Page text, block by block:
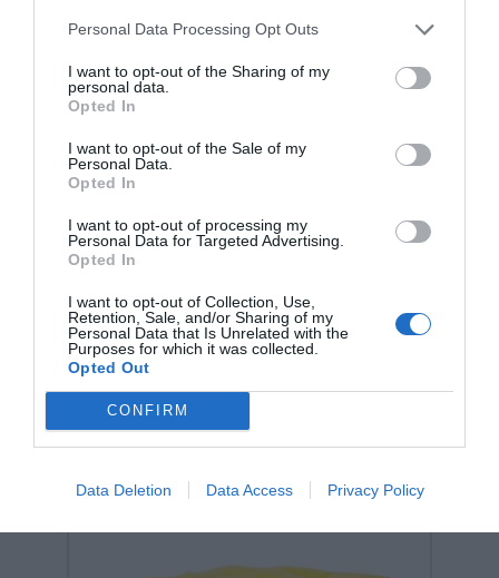
Personal Data Processing Opt Outs
I want to opt-out of the Sharing of my
personal data.
Opted In
I want to opt-out of the Sale of my
Personal Data.
Opted In
I want to opt-out of processing my
Personal Data for Targeted Advertising.
Opted In
I want to opt-out of Collection, Use,
Retention, Sale, and/or Sharing of my
Personal Data that Is Unrelated with the
Purposes for which it was collected.
Opted Out
CONFIRM
Data Deletion Data Access Privacy Policy
μειώνει ενεργά την κατανάλωση ενέργειας και την
βιωσιμότητα σε κάθε στάδιο της παραγωγής και
διανομής της. Είναι μια επιλογή που συνδυάζει τον
δυναμισμό και την ειλικρίνεια με την περιβαλλοντική
την πρόοδο στην εκπαίδευση και τον αθλητισμό.
Σχετικά προϊόντα